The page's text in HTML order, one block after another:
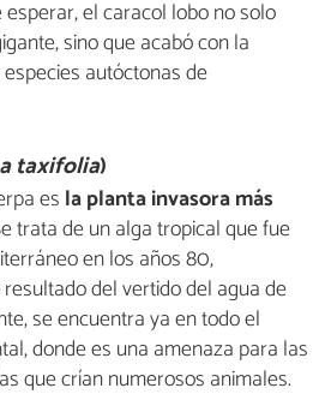
el caracol lobo no solo
sino que acabó con la
autóctonas de
taxifolia)
es la planta invasora más
trata de un alga tropical que fue
en los años 80,
del vertido del agua de
se encuentra ya en todo el
donde es una amenaza para las
que crían numerosos animales.